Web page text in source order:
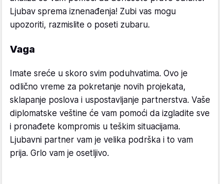
Ljubav sprema iznenađenja! Zubi vas mogu
upozoriti, razmislite o poseti zubaru.
Vaga
Imate sreće u skoro svim poduhvatima. Ovo je
odlično vreme za pokretanje novih projekata,
sklapanje poslova i uspostavljanje partnerstva. Vaše
diplomatske veštine će vam pomoći da izgladite sve
i pronađete kompromis u teškim situacijama.
Ljubavni partner vam je velika podrška i to vam
prija. Grlo vam je osetljivo.